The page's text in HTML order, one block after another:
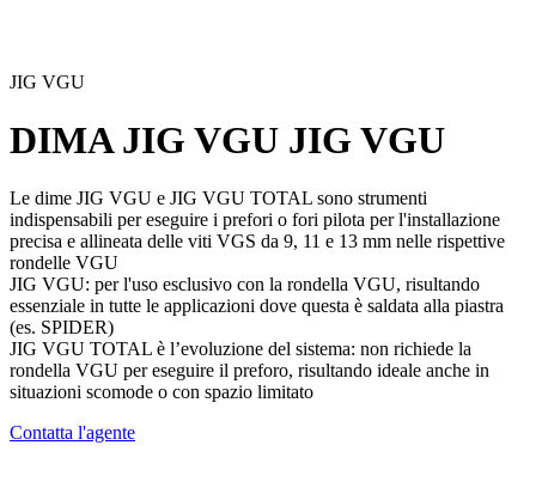
JIG VGU
DIMA JIG VGU JIG VGU
Le dime JIG VGU e JIG VGU TOTAL sono strumenti
indispensabili per eseguire i prefori o fori pilota per l'installazione
precisa e allineata delle viti VGS da 9, 11 e 13 mm nelle rispettive
rondelle VGU
JIG VGU: per l'uso esclusivo con la rondella VGU, risultando
essenziale in tutte le applicazioni dove questa è saldata alla piastra
(es. SPIDER)
JIG VGU TOTAL è l’evoluzione del sistema: non richiede la
rondella VGU per eseguire il preforo, risultando ideale anche in
situazioni scomode o con spazio limitato
Contatta l'agente